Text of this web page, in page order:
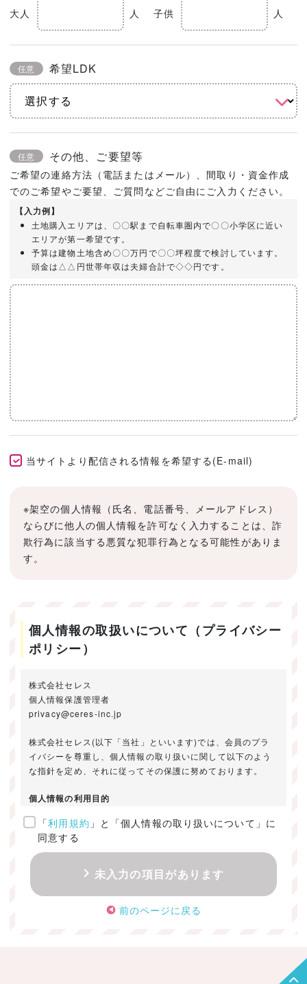
大人 人 子供 人
任意 希望LDK
任意 その他、ご要望等
ご希望の連絡方法（電話またはメール）、間取り・資金作成
でのご希望やご要望、ご質問などご自由にご入力ください。
【入力例】
土地購入エリアは、〇〇駅まで自転車圏内で〇〇小学区に近い
エリアが第一希望です。
予算は建物土地含め〇〇万円で〇〇坪程度で検討しています。
頭金は△△円世帯年収は夫婦合計で◇◇円です。
当サイトより配信される情報を希望する(E-mail)
※架空の個人情報（氏名、電話番号、メールアドレス）
ならびに他人の個人情報を許可なく入力することは、詐
欺行為に該当する悪質な犯罪行為となる可能性がありま
す。
個人情報の取扱いについて（プライバシー
ポリシー）
株式会社セレス
個人情報保護管理者
privacy@ceres-inc.jp
株式会社セレス(以下「当社」といいます)では、会員のプラ
イバシーを尊重し、個人情報の取り扱いに関して以下のよう
な指針を定め、それに従ってその保護に努めております。
個人情報の利用目的
ご提供いただきました個人情報は、以下のためにのみ利用い
たします。
・お問い合わせに対する回答及び資料送付のご連絡
・当社のお客様向けサービスの提供
・本人確認
・サービスの開発・改善のための分析
「利用規約 」と「個人情報の取り扱いについて」に
同意する
未入力の項目があります
前のページに戻る